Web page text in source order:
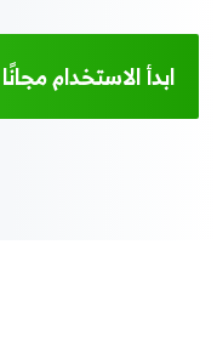
ابدأ الاستخدام مجانًا